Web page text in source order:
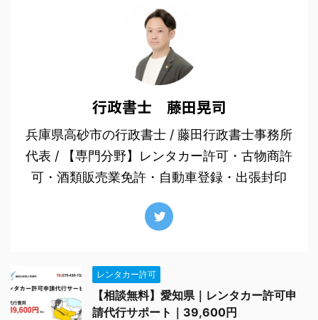
行政書士 藤田晃司
兵庫県高砂市の行政書士 / 藤田行政書士事務所
代表 / 【専門分野】レンタカー許可・古物商許
可・酒類販売業免許・自動車登録・出張封印
レンタカー許可
【相談無料】愛知県｜レンタカー許可申
請代行サポート｜39,600円